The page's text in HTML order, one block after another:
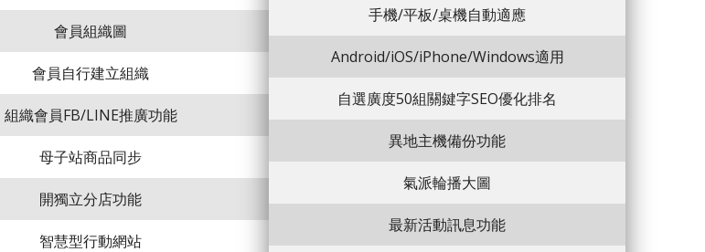
會員組織圖
會員自行建立組織
組織會員FB/LINE推廣功能
母子站商品同步
開獨立分店功能
智慧型行動網站
手機/平板/桌機自動適應
Android/iOS/iPhone/Windows適用
自選廣度50組關鍵字SEO優化排名
異地主機備份功能
氣派輪播大圖
最新活動訊息功能